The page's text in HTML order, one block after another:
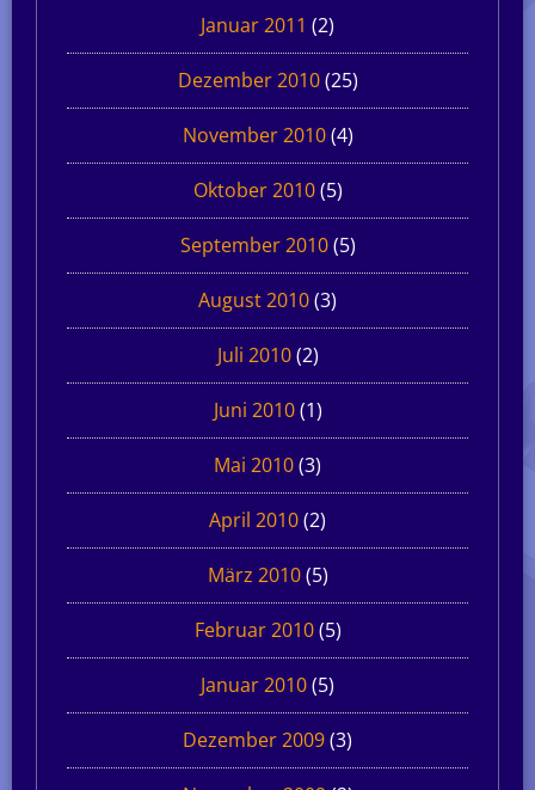
Januar 2011 (2)
Dezember 2010(25)
November 2010(4)
Oktober 2010(5)
September 2010(5)
August 2010(3)
Juli 2010(2)
Juni 2010(1)
Mai 2010(3)
April 2010(2)
März 2010(5)
Februar 2010(5)
Januar 2010(5)
Dezember 2009(3)